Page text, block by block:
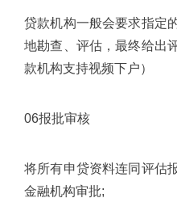
贷款机构一般会要求指定
地勘查、评估，最终给出
款机构支持视频下户）
06报批审核
将所有申贷资料连同评估
金融机构审批;